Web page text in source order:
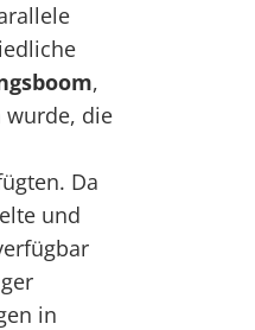
,
wurde, die
Da
und
in